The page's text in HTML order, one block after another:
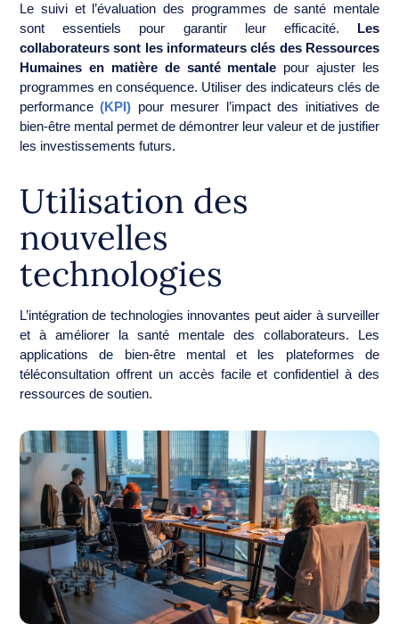
Le suivi et l’évaluation des programmes de santé mentale
sont essentiels pour garantir leur efficacité. Les
collaborateurs sont les informateurs clés des Ressources
Humaines en matière de santé mentale pour ajuster les
programmes en conséquence. Utiliser des indicateurs clés de
performance(KPI) pour mesurer l’impact des initiatives de
bien-être mental permet de démontrer leur valeur et de justifier
les investissements futurs.
Utilisation des
nouvelles
technologies
L’intégration de technologies innovantes peut aider à surveiller
et à améliorer la santé mentale des collaborateurs. Les
applications de bien-être mental et les plateformes de
téléconsultation offrent un accès facile et confidentiel à des
ressources de soutien.